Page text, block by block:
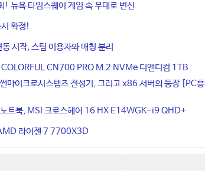
! 뉴욕 타임스퀘어 게임 속 무대로 변신
확정!
시작, 스팀 이용자와 매칭 분리
CN700 PRO M.2 NVMe 디앤디컴 1TB
마이크로시스템즈 전성기, 그리고 x86 서버의 등장 [PC
트북, MSI 크로스헤어 16 HX E14WGK-i9 QHD+
라이젠 7 7700X3D